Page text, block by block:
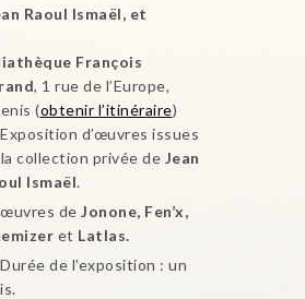
Raoul Ismaël, et
François
, 1 rue de l’Europe,
(obtenir l’itinéraire)
Exposition d’œuvres issues
collection privée de Jean
Ismaël.
œuvres de Jonone, Fen’x,
et Latlas.
Durée de l’exposition : un